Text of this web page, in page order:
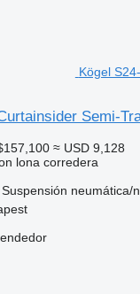
Kögel
Semi-
≈ USD 9,128
lona corredera
Suspensión neumática/